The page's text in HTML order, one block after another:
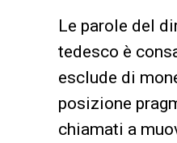
Le parole del
tedesco è
esclude di
posizione
chiamati a